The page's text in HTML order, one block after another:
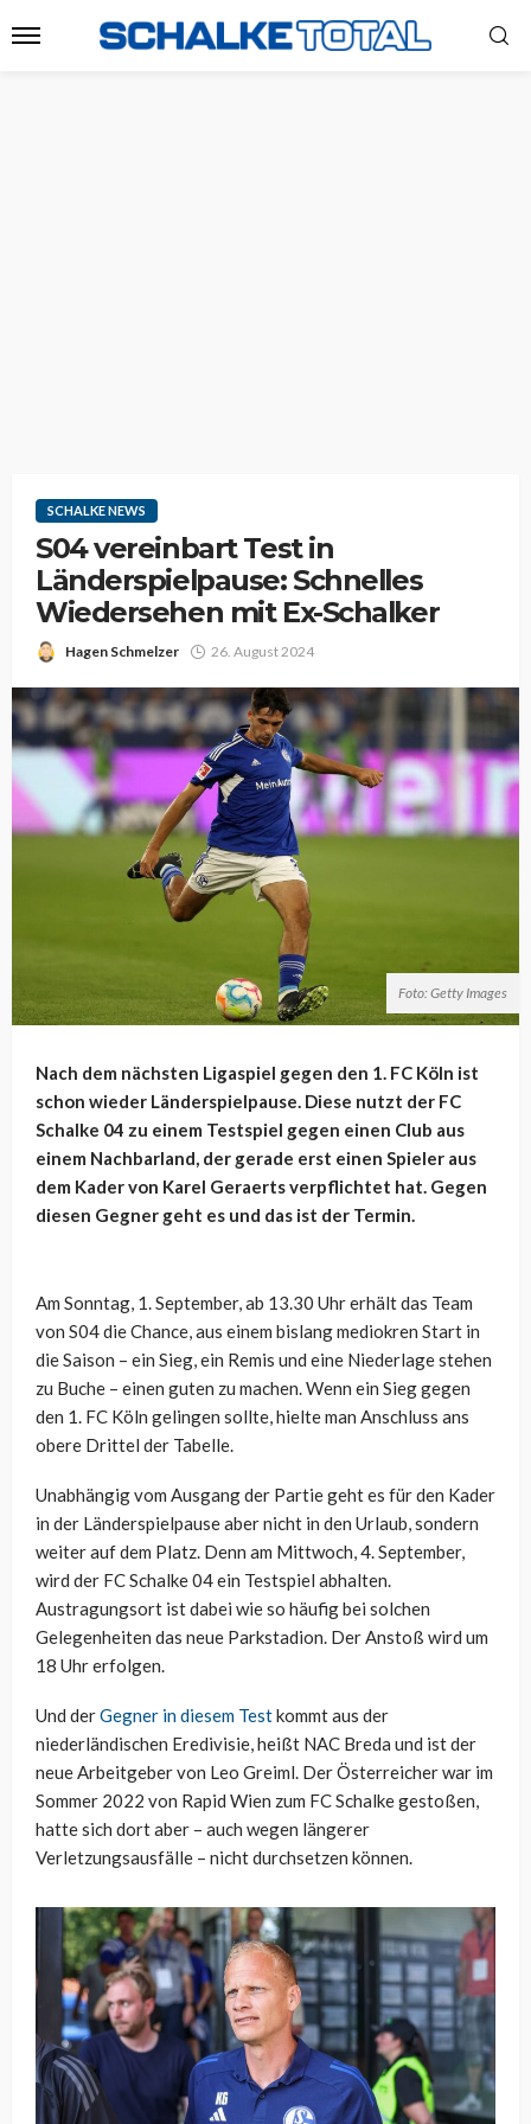
SCHALKE NEWS
S04 vereinbart Test in
Länderspielpause: Schnelles
Wiedersehen mit Ex-Schalker
Hagen Schmelzer 26. August 2024
Foto: Getty Images
Nach dem nächsten Ligaspiel gegen den 1. FC Köln ist
schon wieder Länderspielpause. Diese nutzt der FC
Schalke 04 zu einem Testspiel gegen einen Club aus
einem Nachbarland, der gerade erst einen Spieler aus
dem Kader von Karel Geraerts verpflichtet hat. Gegen
diesen Gegner geht es und das ist der Termin.
Am Sonntag, 1. September, ab 13.30 Uhr erhält das Team
von S04 die Chance, aus einem bislang mediokren Start in
die Saison – ein Sieg, ein Remis und eine Niederlage stehen
zu Buche – einen guten zu machen. Wenn ein Sieg gegen
den 1. FC Köln gelingen sollte, hielte man Anschluss ans
obere Drittel der Tabelle.
Unabhängig vom Ausgang der Partie geht es für den Kader
in der Länderspielpause aber nicht in den Urlaub, sondern
weiter auf dem Platz. Denn am Mittwoch, 4. September,
wird der FC Schalke 04 ein Testspiel abhalten.
Austragungsort ist dabei wie so häufig bei solchen
Gelegenheiten das neue Parkstadion. Der Anstoß wird um
18 Uhr erfolgen.
Und derGegner in diesem Testkommt aus der
niederländischen Eredivisie, heißt NAC Breda und ist der
neue Arbeitgeber von Leo Greiml. Der Österreicher war im
Sommer 2022 von Rapid Wien zum FC Schalke gestoßen,
hatte sich dort aber – auch wegen längerer
Verletzungsausfälle – nicht durchsetzen können.